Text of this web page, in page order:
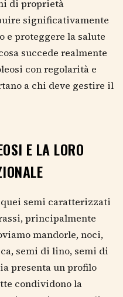
di proprietà
significativamente
proteggere la salute
succede realmente
con regolarità e
a chi deve gestire il
E LA LORO
semi caratterizzati
principalmente
mandorle, noci,
semi di lino, semi di
presenta un profilo
condividono la